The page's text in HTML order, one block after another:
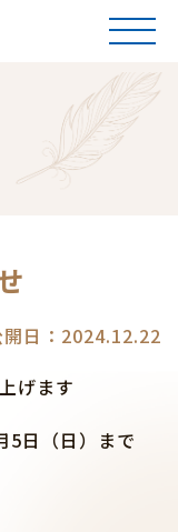
開日：2024.12.22
げます
5日（日）まで